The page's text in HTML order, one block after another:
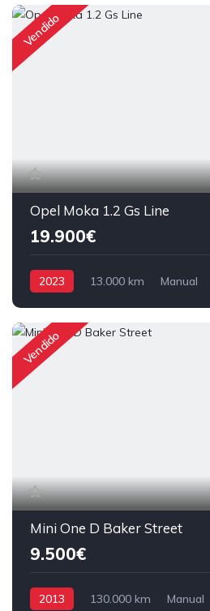
Vendido
Opel Moka 1.2 Gs Line
19.900€
2023 13.000 km Manual
Vendido
Mini One D Baker Street
9.500€
2013 130.000 km Manual